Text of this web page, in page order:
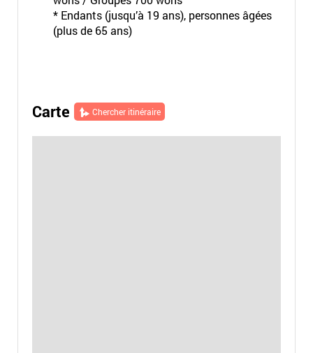
* Endants (jusqu’à 19 ans), personnes âgées
(plus de 65 ans)
Carte Chercher itinéraire